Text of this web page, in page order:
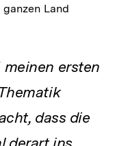
Land
meinen ersten
dass die